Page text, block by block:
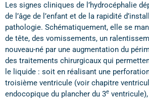
Les signes cliniques de l’hydrocéphalie
de l’âge de l’enfant et de la rapidité
pathologie. Schématiquement, elle se
de tête, des vomissements, un
nouveau-né par une augmentation du
des traitements chirurgicaux qui
le liquide : soit en réalisant une
troisième ventricule (voir chapitre
endocopique du plancher du 3e